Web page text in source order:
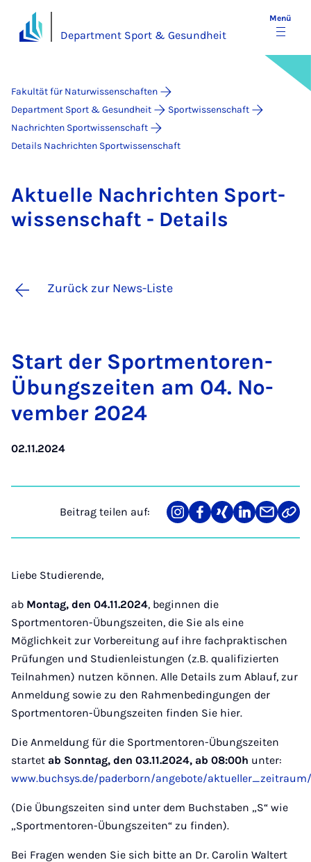
Department Sport & Gesundheit
Menü
Fakultät für Naturwissenschaften
Department Sport & Gesundheit
Sportwissenschaft
Nachrichten Sportwissenschaft
Details Nachrichten Sportwissenschaft
Ak­tu­el­le Nach­rich­ten Sport­
wis­sen­schaft - De­tails
Zurück zur News-Liste
Start der Sport­men­to­ren-
Übungs­zei­ten am 04. No­
vem­ber 2024
02.11.2024
Beitrag teilen auf:
Teilen
auf
Teilen
auf
Teilen
auf
Teilen
auf
Teilen
über
Link
Liebe Studierende,
ab Montag, den 04.11.2024, beginnen die
Sportmentoren-Übungszeiten, die Sie als eine
Möglichkeit zur Vorbereitung auf ihre fachpraktischen
Prüfungen und Studienleistungen (z.B. qualifizierten
Teilnahmen) nutzen können. Alle Details zum Ablauf, zur
Anmeldung sowie zu den Rahmenbedingungen der
Sportmentoren-Übungszeiten finden Sie hier.
Die Anmeldung für die Sportmentoren-Übungszeiten
startet ab Sonntag, den 03.11.2024, ab 08:00h unter:
www.buchsys.de/paderborn/angebote/
(Die Übungszeiten sind unter dem Buchstaben „S“ wie
„Sportmentoren-Übungszeiten“ zu finden).
Bei Fragen wenden Sie sich bitte an Dr. Carolin Waltert